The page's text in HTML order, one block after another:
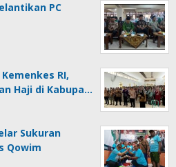
PC
RI,
Haji di Kabupa…
Sukuran
Qowim